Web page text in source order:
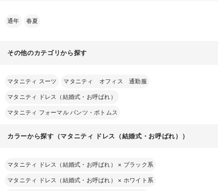
通年 春夏
その他のカテゴリから探す
マタニティ スーツ マタニティ オフィス 通勤服
マタニティ ドレス（結婚式・お呼ばれ）
マタニティ フォーマル パンツ・ボトムス
カラーから探す（マタニティ ドレス（結婚式・お呼ばれ））
マタニティ ドレス（結婚式・お呼ばれ） × ブラック系
マタニティ ドレス（結婚式・お呼ばれ） × ホワイト系